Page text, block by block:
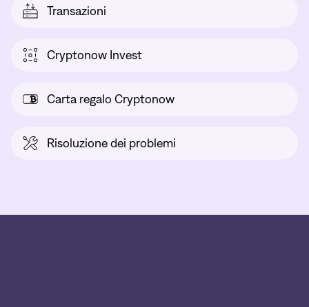
Transazioni
Cryptonow Invest
Carta regalo Cryptonow
Risoluzione dei problemi